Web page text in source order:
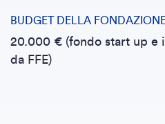
BUDGET DELLA
20.000 € (fondo start up e
da FFE)